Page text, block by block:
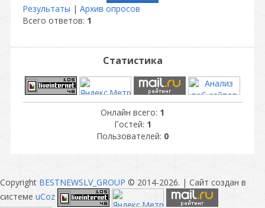
Результаты | Архив опросов
Всего ответов: 1
Статистика
Онлайн всего: 1
Гостей: 1
Пользователей: 0
Copyright BESTNEWSLV_GROUP © 2014-2026. | Сайт создан в
системе uCoz